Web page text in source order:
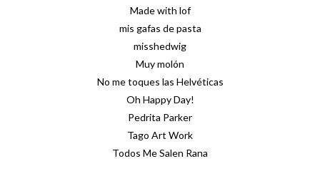
Made with lof
mis gafas de pasta
misshedwig
Muy molón
No me toques las Helvéticas
Oh Happy Day!
Pedrita Parker
Tago Art Work
Todos Me Salen Rana